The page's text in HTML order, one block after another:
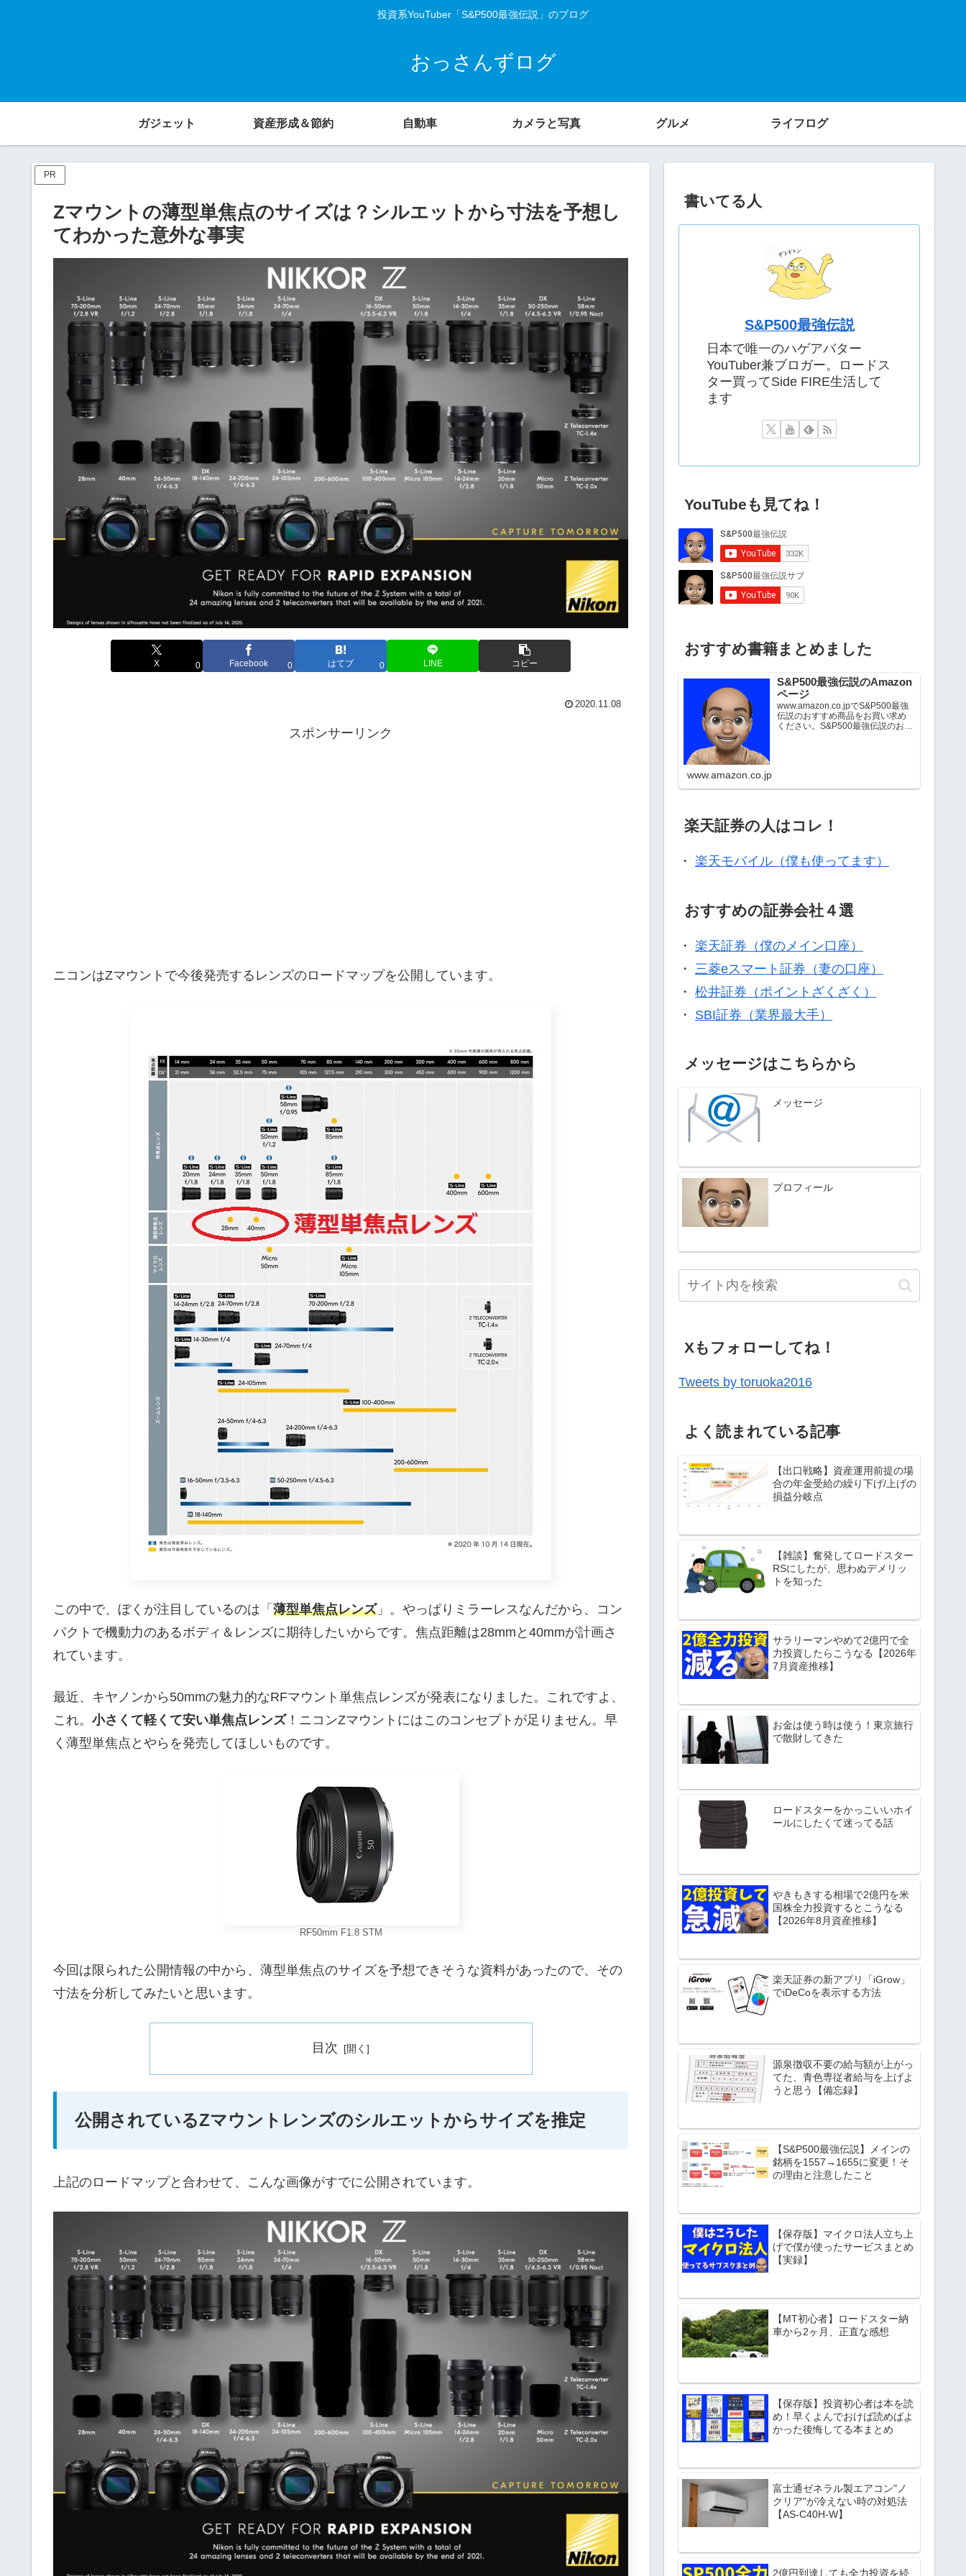
投資系YouTuber「S&P500最強伝説」のブログ
おっさんずログ
ガジェット 資産形成＆節約 自動車 カメラと写真 グルメ ライフログ
PR
Zマウントの薄型単焦点のサイズは？シルエットから寸法を予想し
てわかった意外な事実
X 0 Facebook 0 はてブ 0 LINE コピー
2020.11.08
スポンサーリンク
ニコンはZマウントで今後発売するレンズのロードマップを公開しています。
この中で、ぼくが注目しているのは「 薄型単焦点レンズ」。やっぱりミラーレスなんだから、コン
パクトで機動力のあるボディ＆レンズに期待したいからです。焦点距離は28mmと40mmが計画さ
れています。
最近、キヤノンから50mmの魅力的なRFマウント単焦点レンズが発表になりました。これですよ、
これ。 小さくて軽くて安い単焦点レンズ！ニコンZマウントにはこのコンセプトが足りません。早
く薄型単焦点とやらを発売してほしいものです。
RF50mm F1.8 STM
今回は限られた公開情報の中から、薄型単焦点のサイズを予想できそうな資料があったので、その
寸法を分析してみたいと思います。
目次
公開されているZマウントレンズのシルエットからサイズを推定
上記のロードマップと合わせて、こんな画像がすでに公開されています。
書いてる人
S&P500最強伝説
日本で唯一のハゲアバター
YouTuber兼ブロガー。ロードス
ター買ってSide FIRE生活して
ます
YouTubeも見てね！
おすすめ書籍まとめました
S&P500最強伝説のAmazon
ページ
www.amazon.co.jpでS&P500最強
伝説のおすすめ商品をお買い求め
ください。S&P500最強伝説のお気
www.amazon.co.jp
楽天証券の人はコレ！
・ 楽天モバイル（僕も使ってます）
おすすめの証券会社４選
・ 楽天証券（僕のメイン口座）
・ 三菱eスマート証券（妻の口座）
・ 松井証券（ポイントざくざく）
・ SBI証券（業界最大手）
メッセージはこちらから
メッセージ
プロフィール
Xもフォローしてね！
Tweets by toruoka2016
よく読まれている記事
【出口戦略】資産運用前提の場
合の年金受給の繰り下げ/上げの
損益分岐点
【雑談】奮発してロードスター
RSにしたが、思わぬデメリッ
トを知った
サラリーマンやめて2億円で全
力投資したらこうなる【2026年
7月資産推移】
お金は使う時は使う！東京旅行
で散財してきた
ロードスターをかっこいいホイ
ールにしたくて迷ってる話
やきもきする相場で2億円を米
国株全力投資するとこうなる
【2026年8月資産推移】
楽天証券の新アプリ「iGrow」
でiDeCoを表示する方法
源泉徴収不要の給与額が上がっ
てた、青色専従者給与を上げよ
うと思う【備忘録】
【S&P500最強伝説】メインの
銘柄を1557→1655に変更！そ
の理由と注意したこと
【保存版】マイクロ法人立ち上
げで僕が使ったサービスまとめ
【実録】
【MT初心者】ロードスター納
車から2ヶ月、正直な感想
【保存版】投資初心者は本を読
め！早くよんでおけば読めばよ
かった後悔してる本まとめ
富士通ゼネラル製エアコン"ノ
クリア"が冷えない時の対処法
【AS-C40H-W】
2億円到達しても全力投資を続